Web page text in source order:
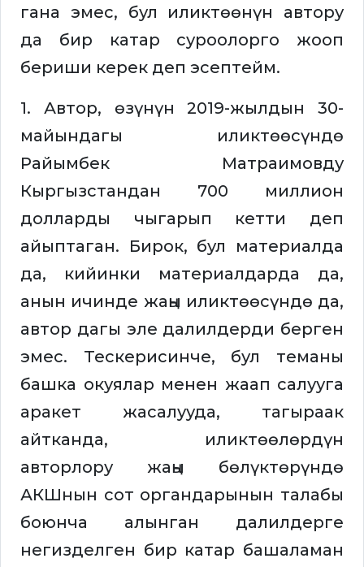
гана эмес, бул иликтөөнүн автору
да бир катар суроолорго жооп
бериши керек деп эсептейм.
1. Автор, өзүнүн 2019-жылдын 30-
майындагы иликтөөсүндө
Райымбек Матраимовду
Кыргызстандан 700 миллион
долларды чыгарып кетти деп
айыптаган. Бирок, бул материалда
да, кийинки материалдарда да,
анын ичинде жаңы иликтөөсүндө да,
автор дагы эле далилдерди берген
эмес. Тескерисинче, бул теманы
башка окуялар менен жаап салууга
аракет жасалууда, тагыраак
айтканда, иликтөөлөрдүн
авторлору жаңы бөлүктөрүндө
АКШнын сот органдарынын талабы
боюнча алынган далилдерге
негизделген бир катар башаламан